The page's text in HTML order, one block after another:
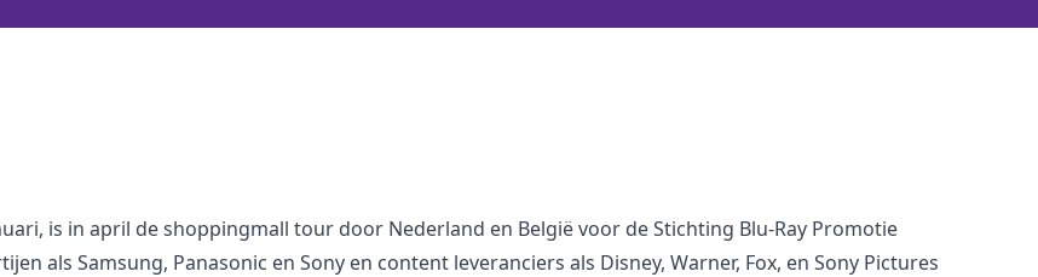
is in april de shoppingmall tour door Nederland en België voor de Stichting Blu-Ray Promotie
als Samsung, Panasonic en Sony en content leveranciers als Disney, Warner, Fox, en Sony Pictures